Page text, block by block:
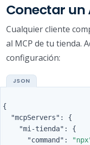
Conectar un
Cualquier cliente
al MCP de tu tienda.
configuración:
{
"mcpServers" :
{
"mi-tienda" :
{
"command" :